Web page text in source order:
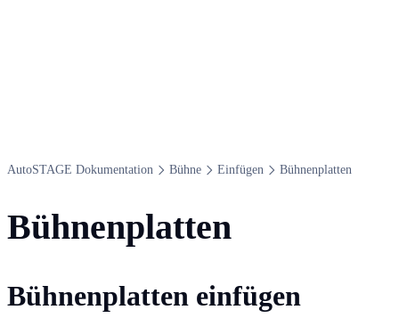
Auto​STAGE Dokumentation Bühne Einfügen Bühnenplatten
Bühnenplatten
Bühnenplatten einfügen